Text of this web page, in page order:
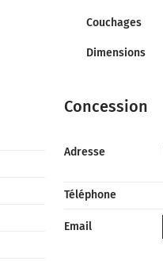
Couchages
Dimensions
Concession
Adresse
Téléphone
Email